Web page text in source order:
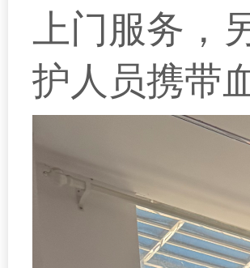
上门服务 ，
护人员携带